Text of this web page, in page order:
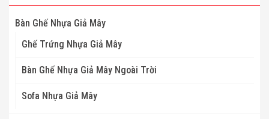
Bàn Ghế Nhựa Giả Mây
Ghế Trứng Nhựa Giả Mây
Bàn Ghế Nhựa Giả Mây Ngoài Trời
Sofa Nhựa Giả Mây